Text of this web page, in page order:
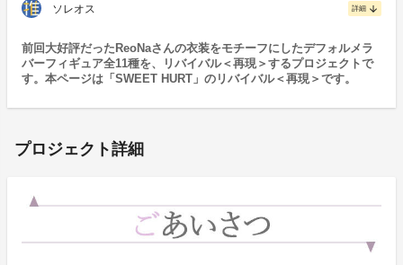
ソレオス 詳細 arrow_downward
前回大好評だったReoNaさんの衣装をモチーフにしたデフォルメラ
バーフィギュア全11種を、リバイバル＜再現＞するプロジェクトで
す。本ページは「SWEET HURT」のリバイバル＜再現＞です。
プロジェクト詳細